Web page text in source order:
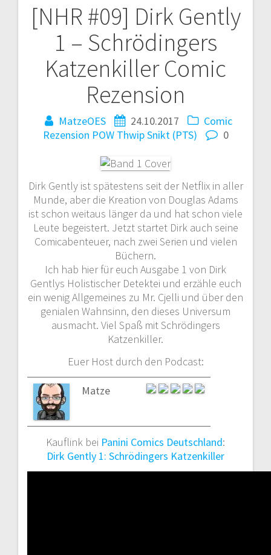
[NHR #09] Dirk Gently
1 – Schrödingers
Katzenkiller Comic
Rezension
MatzeOES 24.10.2017
Comic
Rezension POW Thwip Snikt (PTS) 0
Dirk Gently ist spätestens seit der Netflix in aller
Munde, aber die Kreation von Douglas Adams
ist schon weitaus länger da und hat schon viele
Leute begeistert. Jetzt startet Dirk auch seine
Comicabenteuer, nach zwei Serien und vielen
Büchern.
Ich hab hier für euch Ausgabe 1 von Dirk
Gentlys Holistischer Detektei und erzähle euch
ein wenig Allgemeines zu Mr. Cjelli und über den
genialen Wahnsinn, den dieses Universum
ausmacht. Viel Spaß mit Schrödingers
Katzenkiller.
Euer Host durch den Podcast:
Matze
Kauflink bei Panini Comics Deutschland:
Dirk Gently 1: Schrödingers Katzenkiller
Beitragsnavigation